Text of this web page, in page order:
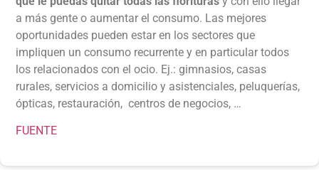
a más gente o aumentar el consumo. Las mejores
oportunidades pueden estar en los sectores que
impliquen un consumo recurrente y en particular todos
los relacionados con el ocio. Ej.: gimnasios, casas
rurales, servicios a domicilio y asistenciales, peluquerías,
ópticas, restauración, centros de negocios, …
FUENTE